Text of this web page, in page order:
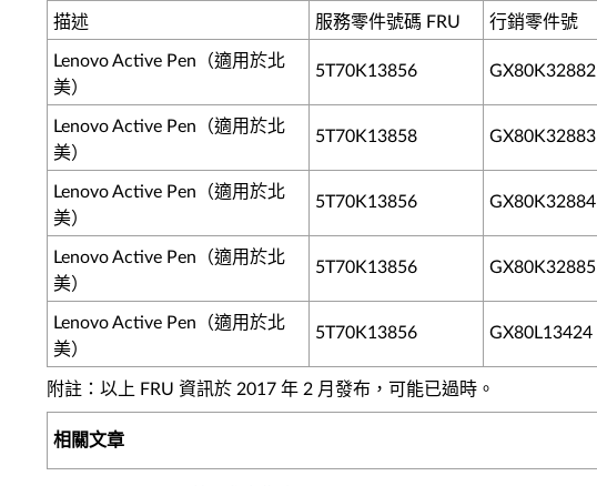
描述 服務零件號碼 FRU 行銷零件號
Lenovo Active Pen（適用於北
美）
5T70K13856 GX80K32882
Lenovo Active Pen（適用於北
美）
5T70K13858 GX80K32883
Lenovo Active Pen（適用於北
美）
5T70K13856 GX80K32884
Lenovo Active Pen（適用於北
美）
5T70K13856 GX80K32885
Lenovo Active Pen（適用於北
美）
5T70K13856 GX80L13424
附註：以上 FRU 資訊於 2017 年 2 月發布，可能已過時。
相關文章